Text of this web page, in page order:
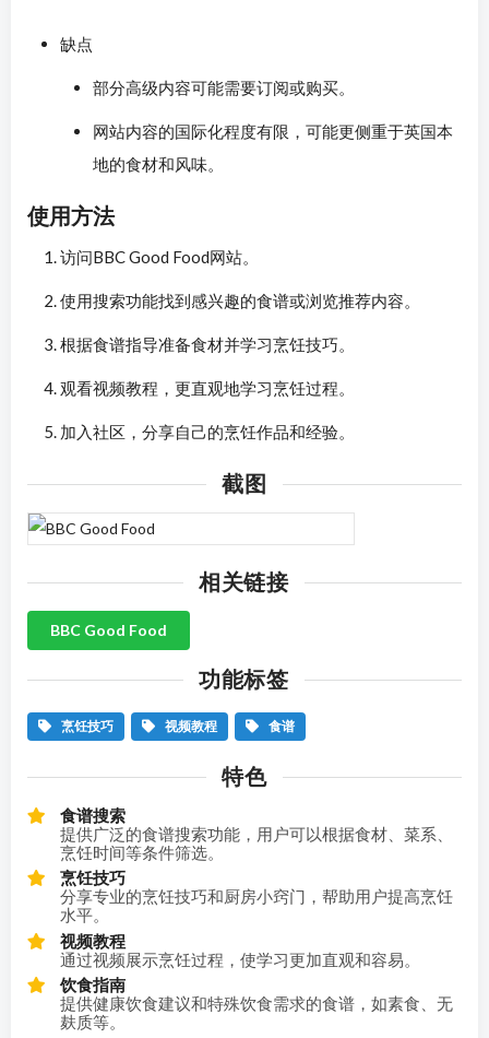
缺点
部分高级内容可能需要订阅或购买。
网站内容的国际化程度有限，可能更侧重于英国本
地的食材和风味。
使用方法
访问BBC Good Food网站。
使用搜索功能找到感兴趣的食谱或浏览推荐内容。
根据食谱指导准备食材并学习烹饪技巧。
观看视频教程，更直观地学习烹饪过程。
加入社区，分享自己的烹饪作品和经验。
截图
相关链接
BBC Good Food
功能标签
烹饪技巧 视频教程 食谱
特色
食谱搜索
提供广泛的食谱搜索功能，用户可以根据食材、菜系、
烹饪时间等条件筛选。
烹饪技巧
分享专业的烹饪技巧和厨房小窍门，帮助用户提高烹饪
水平。
视频教程
通过视频展示烹饪过程，使学习更加直观和容易。
饮食指南
提供健康饮食建议和特殊饮食需求的食谱，如素食、无
麸质等。